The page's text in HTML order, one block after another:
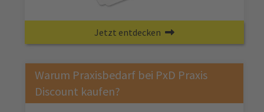
Jetzt entdecken
Warum Praxisbedarf bei PxD Praxis
Discount kaufen?